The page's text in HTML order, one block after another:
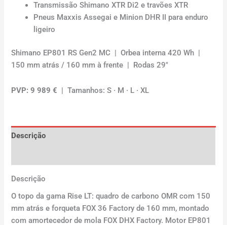
Transmissão Shimano XTR Di2 e travões XTR
Pneus Maxxis Assegai e Minion DHR II para enduro
ligeiro
Shimano EP801 RS Gen2 MC | Orbea interna 420 Wh |
150 mm atrás / 160 mm à frente | Rodas 29″
PVP: 9 989 € | Tamanhos: S · M · L · XL
Descrição
Descrição
O topo da gama Rise LT: quadro de carbono OMR com 150
mm atrás e forqueta FOX 36 Factory de 160 mm, montado
com amortecedor de mola FOX DHX Factory. Motor EP801